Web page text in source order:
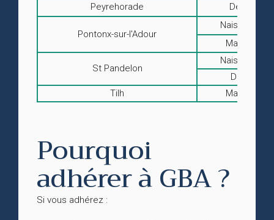
Peyrehorade
Décès
Pontonx-sur-l'Adour
Naissances
Mariages
St Pandelon
Naissances
Décès
Tilh
Mariages
Pourquoi
adhérer à GBA ?
Si vous adhérez :